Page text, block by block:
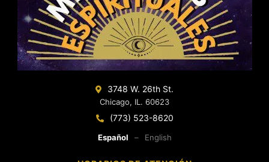
3748 W. 26th St.
Chicago, IL. 60623
(773) 523-8620
Español – English